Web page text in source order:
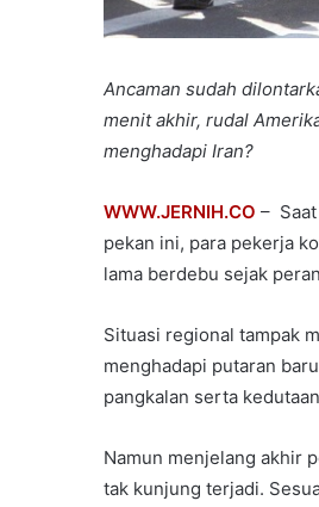
Ancaman sudah
menit akhir, rudal
menghadapi Iran?
WWW.JERNIH.CO –
pekan ini, para pekerja
lama berdebu sejak
Situasi regional tampak
menghadapi putaran
pangkalan serta
Namun menjelang akhir
tak kunjung terjadi.